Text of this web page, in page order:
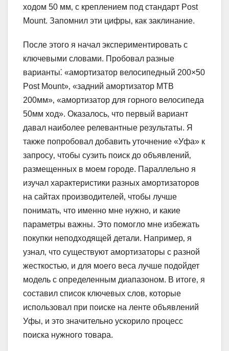
ходом 50 мм‚ с креплением под стандарт Post
Mount. Запомнил эти цифры‚ как заклинание.
После этого я начал экспериментировать с
ключевыми словами. Пробовал разные
варианты⁚ «амортизатор велосипедный 200×50
Post Mount»‚ «задний амортизатор MTB
200мм»‚ «амортизатор для горного велосипеда
50мм ход». Оказалось‚ что первый вариант
давал наиболее релевантные результаты. Я
также попробовал добавить уточнение «Уфа» к
запросу‚ чтобы сузить поиск до объявлений‚
размещенных в моем городе. Параллельно я
изучал характеристики разных амортизаторов
на сайтах производителей‚ чтобы лучше
понимать‚ что именно мне нужно‚ и какие
параметры важны. Это помогло мне избежать
покупки неподходящей детали. Например‚ я
узнал‚ что существуют амортизаторы с разной
жесткостью‚ и для моего веса лучше подойдет
модель с определенным диапазоном. В итоге‚ я
составил список ключевых слов‚ которые
использовал при поиске на ленте объявлений
Уфы‚ и это значительно ускорило процесс
поиска нужного товара.